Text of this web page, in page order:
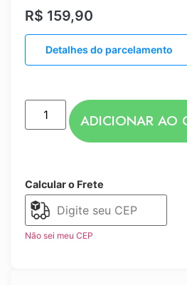
R$ 159,90
Detalhes do parcelamento
ADICIONAR AO
Calcular o Frete
Não sei meu CEP